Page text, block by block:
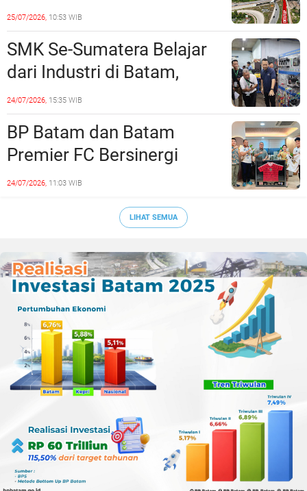
Empat Minggu, Ini Skema
Rekayasa Lalu Lintasnya
25/07/2026, 10:53 WIB
SMK Se-Sumatera Belajar
dari Industri di Batam,
Siapkan Lulusan Siap Kerja
Era Digital
24/07/2026, 15:35 WIB
BP Batam dan Batam
Premier FC Bersinergi
Cetak Generasi Emas
24/07/2026, 11:03 WIB
LIHAT SEMUA